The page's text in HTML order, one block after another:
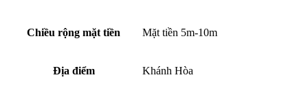
Chiều rộng mặt tiền Mặt tiền 5m-10m
Địa điểm Khánh Hòa